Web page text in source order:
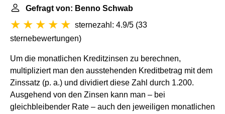
Gefragt von: Benno Schwab
sternezahl: 4.9/5 (33
sternebewertungen)
Um die monatlichen Kreditzinsen zu berechnen,
multipliziert man den ausstehenden Kreditbetrag mit dem
Zinssatz (p. a.) und dividiert diese Zahl durch 1.200.
Ausgehend von den Zinsen kann man – bei
gleichbleibender Rate – auch den jeweiligen monatlichen